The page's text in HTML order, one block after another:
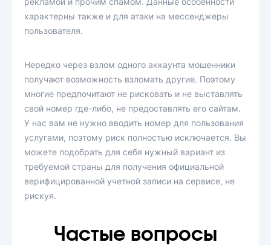
характерны также и для атаки на мессенджеры
пользователя.
Нередко через взлом одного аккаунта мошенники
получают возможность взломать другие. Поэтому
многие предпочитают не рисковать и не выставлять
свой номер где-либо, не предоставлять его сайтам.
У нас вам не нужно вводить номер для пользования
услугами, поэтому риск полностью исключается. Вы
можете подобрать для себя нужный вариант из
требуемой страны для получения официальной
верифицированной учетной записи на сервисе, не
рискуя.
Частые вопросы